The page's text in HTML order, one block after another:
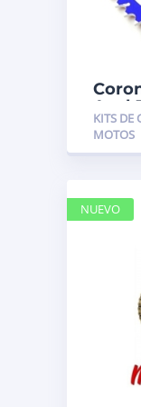
Azul
KITS DE
MOTOS
NUEVO